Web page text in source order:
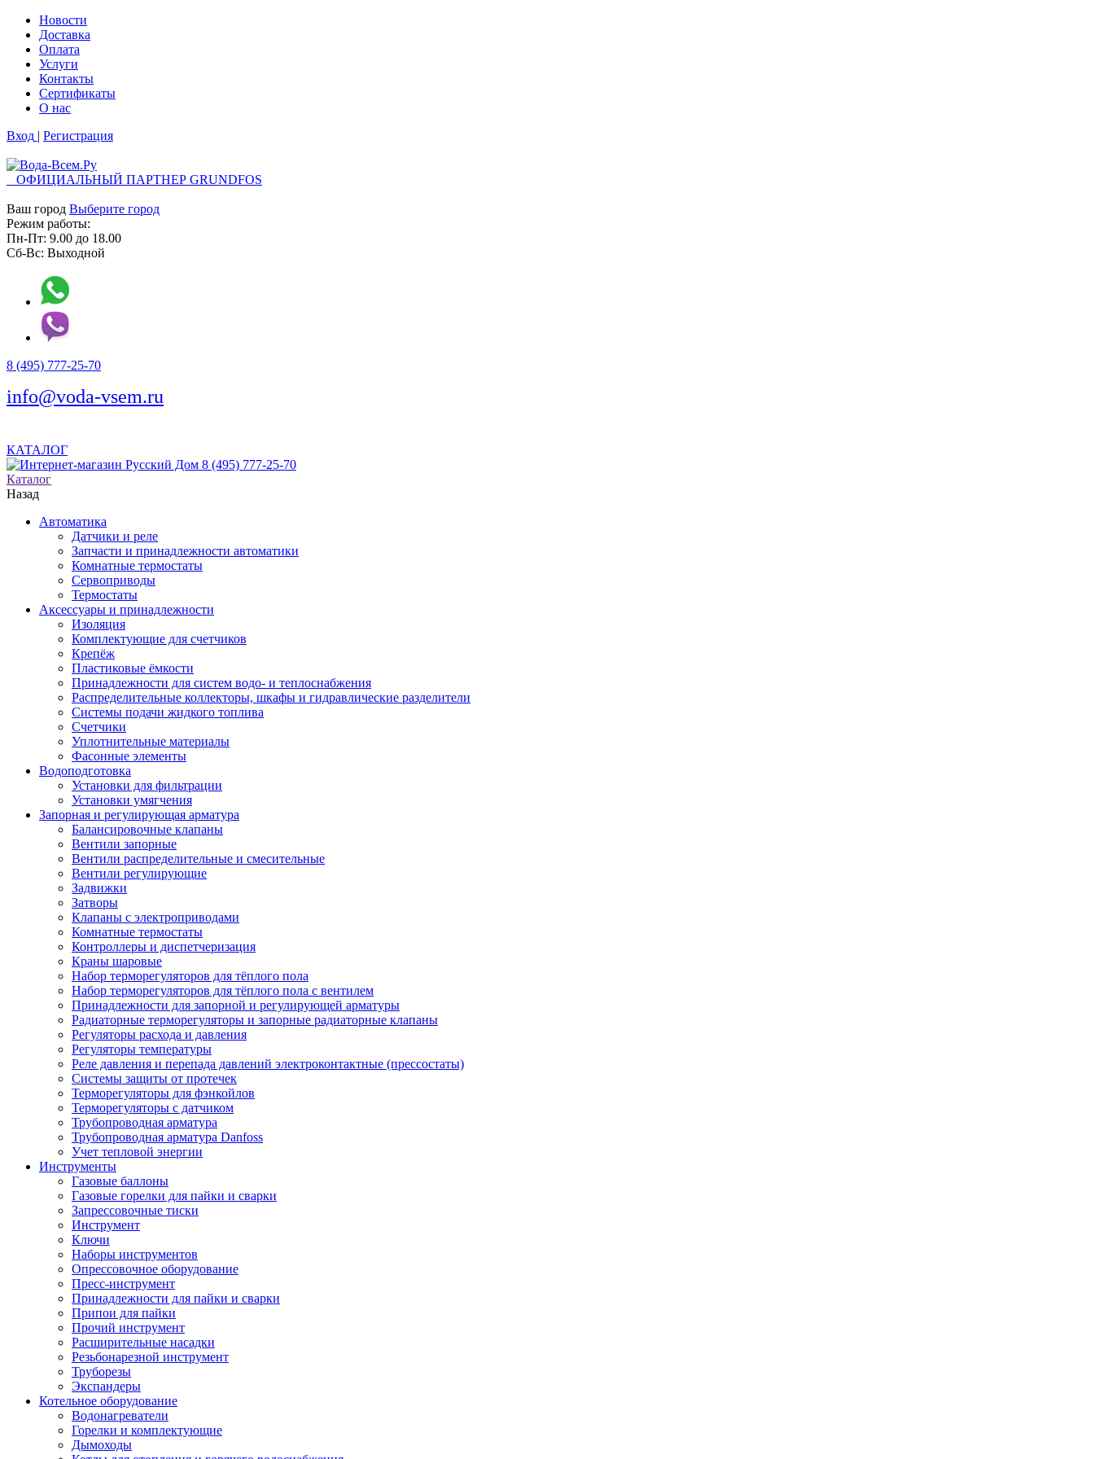
Новости
Доставка
Оплата
Услуги
Контакты
Cертификаты
О нас
Вход | Регистрация
ОФИЦИАЛЬНЫЙ ПАРТНЕР GRUNDFOS
Ваш город Выберите город
Режим работы:
Пн-Пт: 9.00 до 18.00
Сб-Вс: Выходной
8 (495) 777-25-70
info@voda-vsem.ru
КАТАЛОГ
8 (495) 777-25-70
Каталог
Назад
Автоматика
Датчики и реле
Запчасти и принадлежности автоматики
Комнатные термостаты
Сервоприводы
Термостаты
Аксессуары и принадлежности
Изоляция
Комплектующие для счетчиков
Крепёж
Пластиковые ёмкости
Принадлежности для систем водо- и теплоснабжения
Распределительные коллекторы, шкафы и гидравлические разделители
Системы подачи жидкого топлива
Счетчики
Уплотнительные материалы
Фасонные элементы
Водоподготовка
Установки для фильтрации
Установки умягчения
Запорная и регулирующая арматура
Балансировочные клапаны
Вентили запорные
Вентили распределительные и смесительные
Вентили регулирующие
Задвижки
Затворы
Клапаны с электроприводами
Комнатные термостаты
Контроллеры и диспетчеризация
Краны шаровые
Набор терморегуляторов для тёплого пола
Набор терморегуляторов для тёплого пола с вентилем
Принадлежности для запорной и регулирующей арматуры
Радиаторные терморегуляторы и запорные радиаторные клапаны
Регуляторы расхода и давления
Регуляторы температуры
Реле давления и перепада давлений электроконтактные (прессостаты)
Системы защиты от протечек
Терморегуляторы для фэнкойлов
Терморегуляторы с датчиком
Трубопроводная арматура
Трубопроводная арматура Danfoss
Учет тепловой энергии
Инструменты
Газовые баллоны
Газовые горелки для пайки и сварки
Запрессовочные тиски
Инструмент
Ключи
Наборы инструментов
Опрессовочное оборудование
Пресс-инструмент
Принадлежности для пайки и сварки
Припои для пайки
Прочий инструмент
Расширительные насадки
Резьбонарезной инструмент
Труборезы
Экспандеры
Котельное оборудование
Водонагреватели
Горелки и комплектующие
Дымоходы